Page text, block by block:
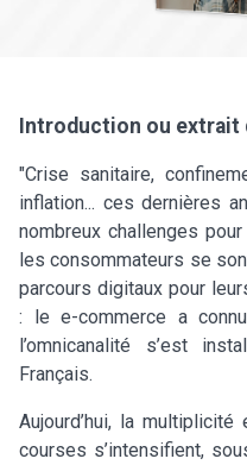
Introduction ou extrait
"Crise sanitaire,
inflation... ces dernières
nombreux challenges
les consommateurs se
parcours digitaux pour
: le e-commerce a
l’omnicanalité s’est
Français.
Aujourd’hui, la
courses s’intensifient,